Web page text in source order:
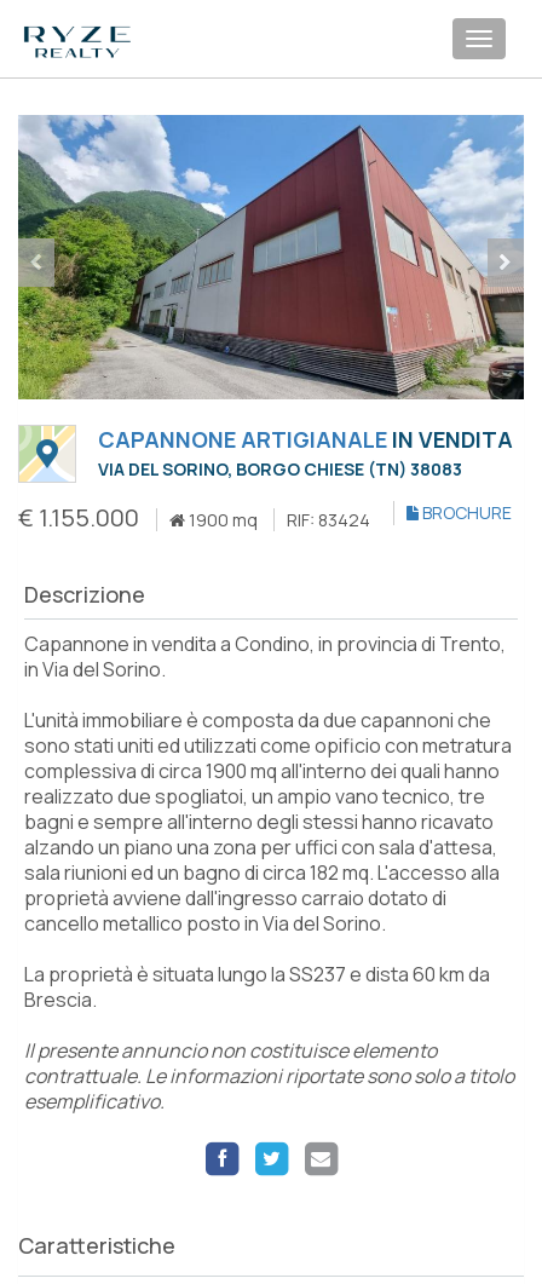
CAPANNONE ARTIGIANALE IN VENDITA
VIA DEL SORINO, BORGO CHIESE (TN) 38083
€ 1.155.000 1900 mq RIF: 83424 BROCHURE
Descrizione
Capannone in vendita a Condino, in provincia di Trento,
in Via del Sorino.
L'unità immobiliare è composta da due capannoni che
sono stati uniti ed utilizzati come opificio con metratura
complessiva di circa 1900 mq all'interno dei quali hanno
realizzato due spogliatoi, un ampio vano tecnico, tre
bagni e sempre all'interno degli stessi hanno ricavato
alzando un piano una zona per uffici con sala d'attesa,
sala riunioni ed un bagno di circa 182 mq. L'accesso alla
proprietà avviene dall'ingresso carraio dotato di
cancello metallico posto in Via del Sorino.
La proprietà è situata lungo la SS237 e dista 60 km da
Brescia.
Il presente annuncio non costituisce elemento
contrattuale. Le informazioni riportate sono solo a titolo
esemplificativo.
Caratteristiche